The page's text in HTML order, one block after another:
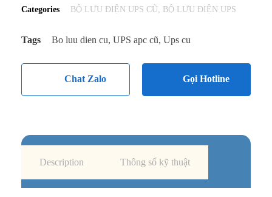
Categories BỘ LƯU ĐIỆN UPS CŨ, BỘ LƯU ĐIỆN UPS
Tags Bo luu dien cu, UPS apc cũ, Ups cu
Chat Zalo Gọi Hotline
Description Thông số kỹ thuật